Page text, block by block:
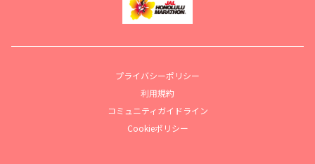
プライバシーポリシー
利用規約
コミュニティガイドライン
Cookieポリシー